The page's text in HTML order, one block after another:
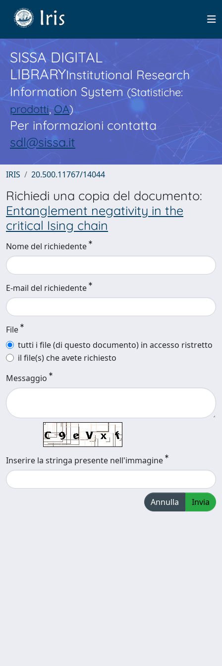
SISSA DIGITAL
LIBRARYInstitutional Research
Information System(Statistiche:
prodotti,OA)
Per informazioni contatta
sdl@sissa.it
IRIS 20.500.11767/14044
Richiedi una copia del documento:
Entanglement negativity in the
critical Ising chain
Nome del richiedente
E-mail del richiedente
File
tutti i file (di questo documento) in accesso ristretto
il file(s) che avete richiesto
Messaggio
Inserire la stringa presente nell'immagine
Annulla Invia